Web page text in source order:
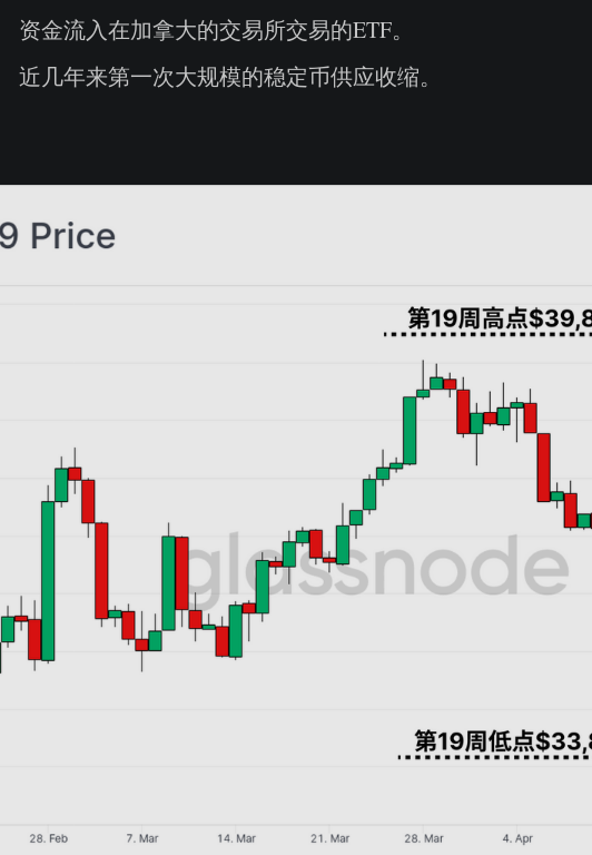
资金流入在加拿大的交易所交易的ETF。
近几年来第一次大规模的稳定币供应收缩。